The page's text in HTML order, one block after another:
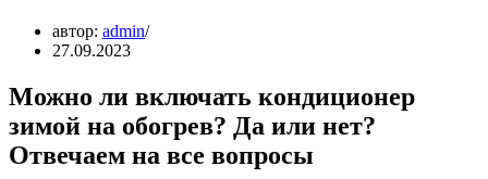
автор: admin
27.09.2023
Можно ли включать кондиционер
зимой на обогрев? Да или нет?
Отвечаем на все вопросы